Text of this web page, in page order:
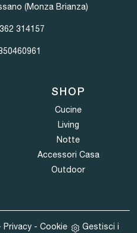
(Monza Brianza)
314157
SHOP
Cucine
Living
Notte
Accessori Casa
Outdoor
Privacy- Cookie Gestisci i